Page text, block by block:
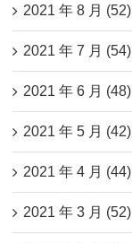
2021 年 8 月 (52)
2021 年 7 月 (54)
2021 年 6 月 (48)
2021 年 5 月 (42)
2021 年 4 月 (44)
2021 年 3 月 (52)